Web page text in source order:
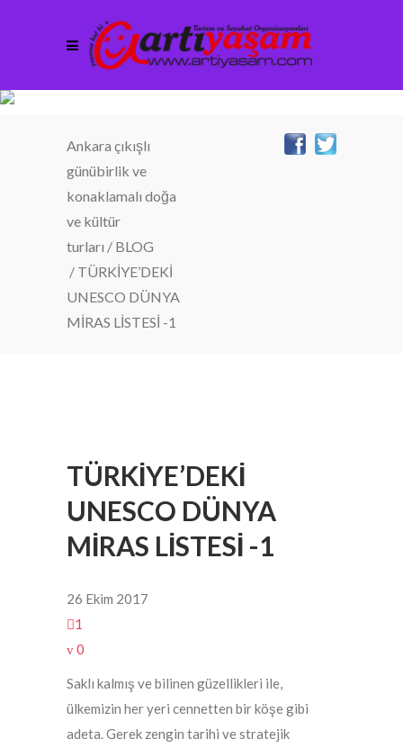
Ankara çıkışlı
günübirlik ve
konaklamalı doğa
ve kültür
turları / BLOG
/ TÜRKİYE’DEKİ
UNESCO DÜNYA
MİRAS LİSTESİ -1
TÜRKİYE’DEKİ
UNESCO DÜNYA
MİRAS LİSTESİ -1
26 Ekim 2017
1
0
Saklı kalmış ve bilinen güzellikleri ile,
ülkemizin her yeri cennetten bir köşe gibi
adeta. Gerek zengin tarihi ve stratejik